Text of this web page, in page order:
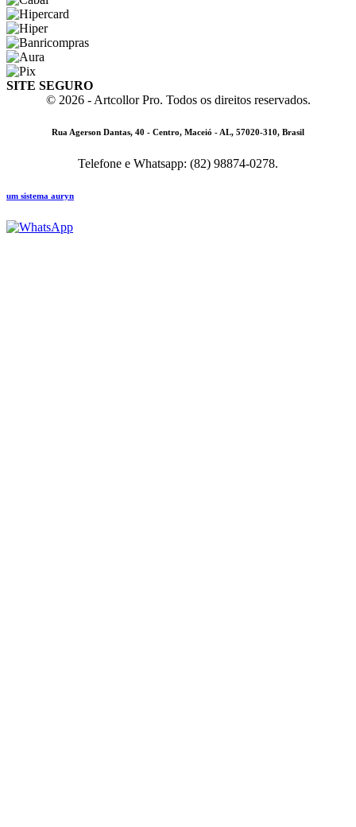
SITE SEGURO
© 2026 - Artcollor Pro. Todos os direitos reservados.
Rua Agerson Dantas, 40 - Centro, Maceió - AL, 57020-310, Brasil
Telefone e Whatsapp: (82) 98874-0278.
um sistema auryn